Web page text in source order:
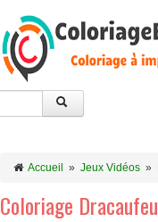
Accueil » Jeux Vidéos »
Coloriage